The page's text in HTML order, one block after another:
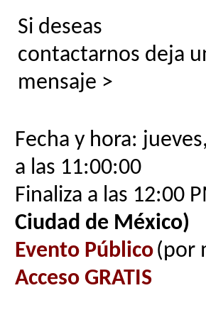
Si deseas
contactarnos deja
mensaje >
Fecha y hora:
a las 11:00:00
Finaliza a las 12:00
Ciudad de México)
Evento Público(por
Acceso GRATIS